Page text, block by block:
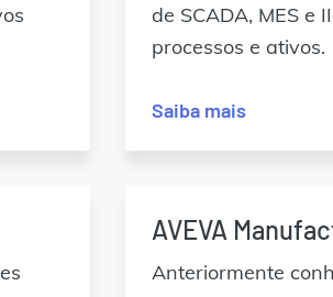
de SCADA, MES e
processos e ativos.
Saiba mais
AVEVA
Anteriormente